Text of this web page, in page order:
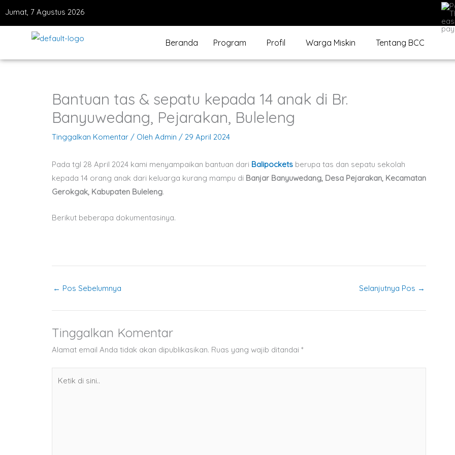
Jumat, 7 Agustus 2026
Beranda Program Profil Warga Miskin Tentang BCC
Bantuan tas & sepatu kepada 14 anak di Br.
Banyuwedang, Pejarakan, Buleleng
Tinggalkan Komentar / Oleh Admin / 29 April 2024
Pada tgl 28 April 2024 kami menyampaikan bantuan dari Balipockets berupa tas dan sepatu sekolah
kepada 14 orang anak dari keluarga kurang mampu di Banjar Banyuwedang, Desa Pejarakan, Kecamatan
Gerokgak, Kabupaten Buleleng.
Berikut beberapa dokumentasinya.
← Pos Sebelumnya Selanjutnya Pos →
Tinggalkan Komentar
Alamat email Anda tidak akan dipublikasikan. Ruas yang wajib ditandai *